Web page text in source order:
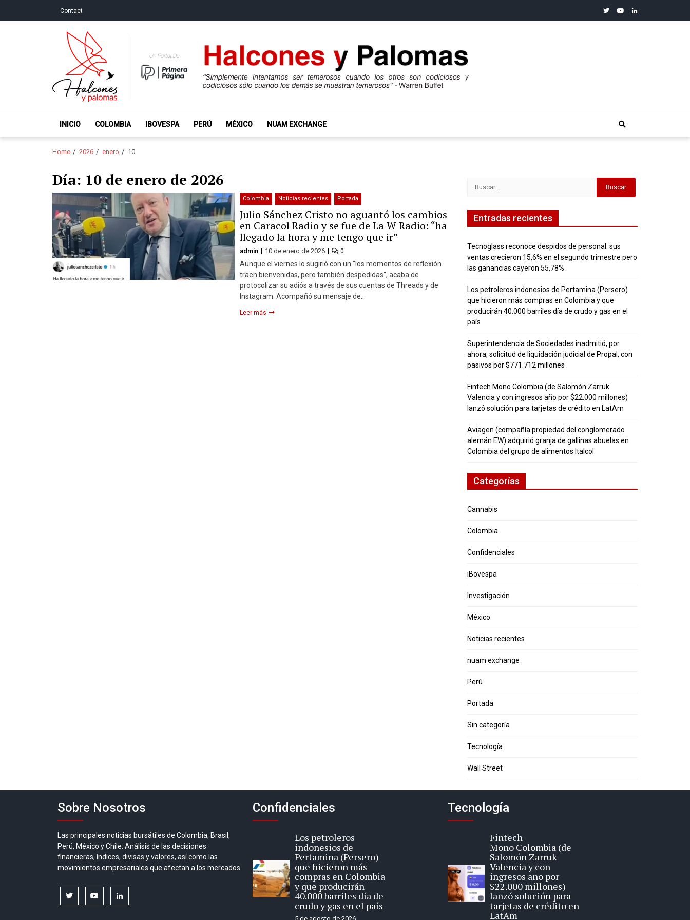
Contact twitteryoutubelinkedin
Halcones y Palomas
INICIO COLOMBIA IBOVESPA PERÚ MÉXICO NUAM EXCHANGE
Home 2026 enero 10
Día: 10 de enero de 2026
Colombia Noticias recientes Portada
Julio Sánchez Cristo no aguantó los cambios
en Caracol Radio y se fue de La W Radio: “ha
llegado la hora y me tengo que ir”
admin 10 de enero de 2026 0
Aunque el viernes lo sugirió con un “los momentos de reflexión
traen bienvenidas, pero también despedidas”, acaba de
protocolizar su adiós a través de sus cuentas de Threads y de
Instagram. Acompañó su mensaje de…
Leer más
Entradas recientes
Tecnoglass reconoce despidos de personal: sus
ventas crecieron 15,6% en el segundo trimestre pero
las ganancias cayeron 55,78%
Los petroleros indonesios de Pertamina (Persero)
que hicieron más compras en Colombia y que
producirán 40.000 barriles día de crudo y gas en el
país
Superintendencia de Sociedades inadmitió, por
ahora, solicitud de liquidación judicial de Propal, con
pasivos por $771.712 millones
Fintech Mono Colombia (de Salomón Zarruk
Valencia y con ingresos año por $22.000 millones)
lanzó solución para tarjetas de crédito en LatAm
Aviagen (compañía propiedad del conglomerado
alemán EW) adquirió granja de gallinas abuelas en
Colombia del grupo de alimentos Italcol
Categorías
Cannabis
Colombia
Confidenciales
iBovespa
Investigación
México
Noticias recientes
nuam exchange
Perú
Portada
Sin categoría
Tecnología
Wall Street
Sobre Nosotros
Las principales noticias bursátiles de Colombia, Brasil,
Perú, México y Chile. Análisis de las decisiones
financieras, índices, divisas y valores, así como las
movimientos empresariales que afectan a los mercados.
twitter youtubelinkedin
Confidenciales
Los petroleros
indonesios de
Pertamina (Persero)
que hicieron más
compras en Colombia
y que producirán
40.000 barriles día de
crudo y gas en el país
Tecnología
Fintech
Mono Colombia (de
Salomón Zarruk
Valencia y con
ingresos año por
$22.000 millones)
lanzó solución para
tarjetas de crédito en
LatAm